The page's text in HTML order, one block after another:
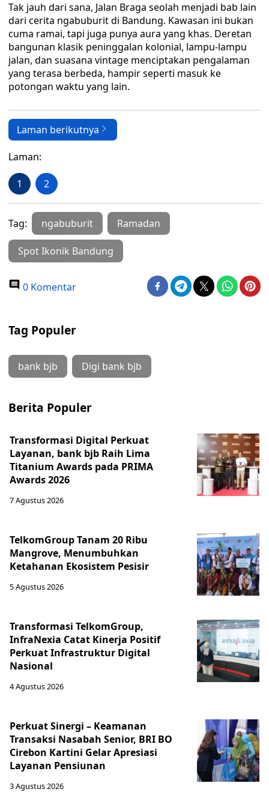
Tak jauh dari sana, Jalan Braga seolah menjadi bab lain
dari cerita ngabuburit di Bandung. Kawasan ini bukan
cuma ramai, tapi juga punya aura yang khas. Deretan
bangunan klasik peninggalan kolonial, lampu-lampu
jalan, dan suasana vintage menciptakan pengalaman
yang terasa berbeda, hampir seperti masuk ke
potongan waktu yang lain.
Laman berikutnya
Laman:
1 2
Tag: ngabuburit Ramadan
Spot Ikonik Bandung
0 Komentar
Tag Populer
bank bjb Digi bank bjb
Berita Populer
Transformasi Digital Perkuat
Layanan, bank bjb Raih Lima
Titanium Awards pada PRIMA
Awards 2026
7 Agustus 2026
TelkomGroup Tanam 20 Ribu
Mangrove, Menumbuhkan
Ketahanan Ekosistem Pesisir
5 Agustus 2026
Transformasi TelkomGroup,
InfraNexia Catat Kinerja Positif
Perkuat Infrastruktur Digital
Nasional
4 Agustus 2026
Perkuat Sinergi – Keamanan
Transaksi Nasabah Senior, BRI BO
Cirebon Kartini Gelar Apresiasi
Layanan Pensiunan
3 Agustus 2026